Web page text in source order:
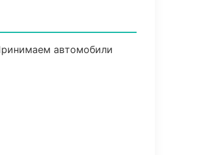
автомобили